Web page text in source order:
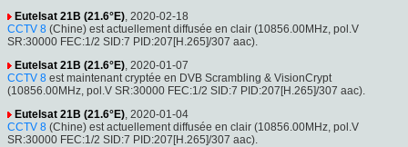
Eutelsat 21B (21.6°E) , 2020-02-18
CCTV 8 (Chine) est actuellement diffusée en clair (10856.00MHz, pol.V
SR:30000 FEC:1/2 SID:7 PID:207[H.265]/307 aac).
Eutelsat 21B (21.6°E) , 2020-01-07
CCTV 8 est maintenant cryptée en DVB Scrambling & VisionCrypt
(10856.00MHz, pol.V SR:30000 FEC:1/2 SID:7 PID:207[H.265]/307 aac).
Eutelsat 21B (21.6°E) , 2020-01-04
CCTV 8 (Chine) est actuellement diffusée en clair (10856.00MHz, pol.V
SR:30000 FEC:1/2 SID:7 PID:207[H.265]/307 aac).